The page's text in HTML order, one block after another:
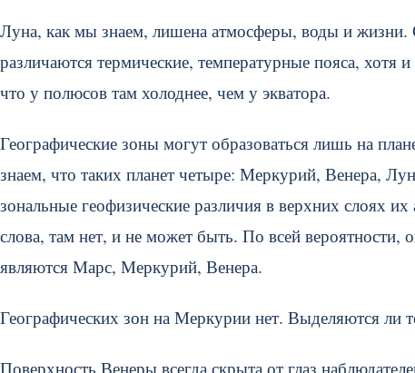
Луна, как мы знаем, лишена атмосферы, воды и жизни.
различаются термические, температурные пояса, хотя
что у полюсов там холоднее, чем у экватора.
Географические зоны могут образоваться лишь на
знаем, что таких планет четыре: Меркурий, Венера,
зональные геофизические различия в верхних слоях
слова, там нет, и не может быть. По всей
являются Марс, Меркурий, Венера.
Географических зон на Меркурии нет. Выделяются ли
Поверхность Венеры всегда скрыта от глаз